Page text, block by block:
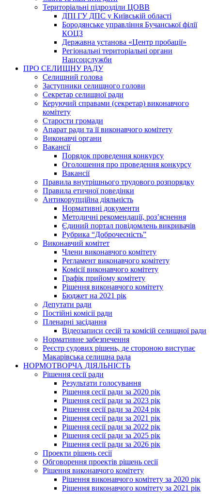
Територіальні підрозділи ЦОВВ
ДПІ ГУ ДПС у Київській області
Бородянське управління Бучанської філії
КОЦЗ
Державна установа «Центр пробації»
Регіональні територіальні органи
Нацсоцслужби
ПРО СЕЛИЩНУ РАДУ
Селищний голова
Заступники селищного голови
Секретар селищної ради
Керуючий справами (секретар) виконавчого
комітету
Старости громади
Апарат ради та її виконавчого комітету
Виконавчі органи
Вакансії
Порядок проведення конкурсу
Оголошення про проведення конкурсу
Вакансії
Правила внутрішнього трудового розпорядку
Правила етичної поведінки
Антикорупційна діяльність
Нормативні документи
Методичні рекомендації, роз’яснення
Єдиний портал повідомлень викривачів
Рубрика “Доброчесність”
Виконавчий комітет
Члени виконавчого комітету
Регламент виконавчого комітету
Комісії виконавчого комітету
Графік прийому комітету
Рішення виконавчого комітету
Бюджет на 2021 рік
Депутати ради
Постійні комісії ради
Пленарні засідання
Відеозаписи сесій та комісій селищної ради
Нормативне забезпечення
Реєстр судових рішень, де стороною виступає
Макарівська селищна рада
НОРМОТВОРЧА ДІЯЛЬНІСТЬ
Рішення сесії ради
Результати голосування
Рішення сесії ради за 2020 рік
Рішення сесії ради за 2023 рік
Рішення сесії ради за 2024 рік
Рішення сесії ради за 2021 рік
Рішення сесії ради за 2022 рік
Рішення сесії ради за 2025 рік
Рішення сесії ради за 2026 рік
Проекти рішень сесії
Обговорення проектів рішень сесії
Рішення виконавчого комітету
Рішення виконавчого комітету за 2020 рік
Рішення виконавчого комітету за 2021 рік